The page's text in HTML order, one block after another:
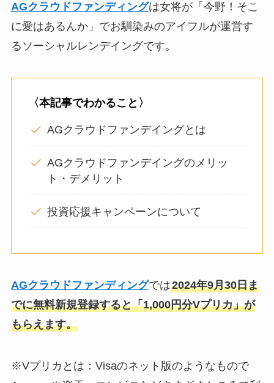
AGクラウドファンディングは女将が「今野！そこ
に愛はあるんか」でお馴染みのアイフルが運営す
るソーシャルレンデイングです。
〈本記事でわかること〉
AGクラウドファンデイングとは
AGクラウドファンデイングのメリッ
ト・デメリット
投資応援キャンペーンについて
AGクラウドファンディングでは2024年9月30日ま
でに無料新規登録すると「1,000円分Vプリカ」が
もらえます。
※Vプリカとは：Visaのネット版のようなもので